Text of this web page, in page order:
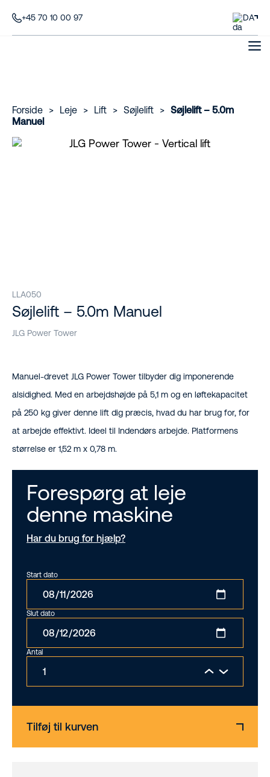
+45 70 10 00 97 DA
Forside > Leje > Lift > Søjlelift > Søjlelift – 5.0m
Manuel
LLA050
Søjlelift – 5.0m Manuel
JLG Power Tower
Manuel-drevet JLG Power Tower tilbyder dig imponerende
alsidighed. Med en arbejdshøjde på 5,1 m og en løftekapacitet
på 250 kg giver denne lift dig præcis, hvad du har brug for, for
at arbejde effektivt. Ideel til Indendørs arbejde. Platformens
størrelse er 1,52 m x 0,78 m.
Forespørg at leje
denne maskine
Har du brug for hjælp?
Start dato
Slut dato
Antal
Tilføj til kurven